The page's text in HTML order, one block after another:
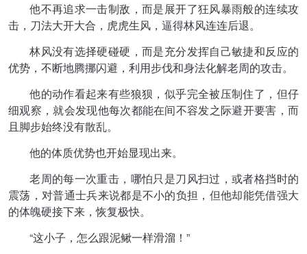
他不再追求一击制敌，而是展开了狂风暴雨般的连续攻
击，刀法大开大合，虎虎生风，逼得林风连连后退。
林风没有选择硬碰硬，而是充分发挥自己敏捷和反应的
优势，不断地腾挪闪避，利用步伐和身法化解老周的攻击。
他的动作看起来有些狼狈，似乎完全被压制住了，但仔
细观察，就会发现他每次都能在间不容发之际避开要害，而
且脚步始终没有散乱。
他的体质优势也开始显现出来。
老周的每一次重击，哪怕只是刀风扫过，或者格挡时的
震荡，对普通士兵来说都是不小的负担，但他却能凭借强大
的体魄硬接下来，恢复极快。
“这小子，怎么跟泥鳅一样滑溜！”